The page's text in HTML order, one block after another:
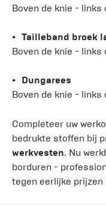
Boven de knie -
Tailleband broek
Boven de knie -
Dungarees
Boven de knie -
Completeer uw
bedrukte stoffen bij
werkvesten. Nu
borduren -
tegen eerlijke